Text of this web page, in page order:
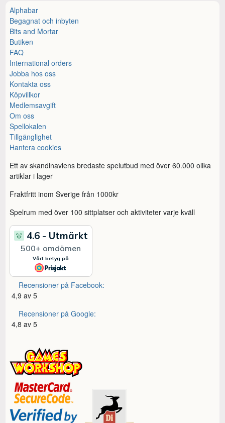
Alphabar
Begagnat och inbyten
Bits and Mortar
Butiken
FAQ
International orders
Jobba hos oss
Kontakta oss
Köpvillkor
Medlemsavgift
Om oss
Spellokalen
Tillgänglighet
Hantera cookies
Ett av skandinaviens bredaste spelutbud med över 60.000 olika
artiklar i lager
Fraktfritt inom Sverige från 1000kr
Spelrum med över 100 sittplatser och aktiviteter varje kväll
Recensioner på Facebook:
4,9 av 5
Recensioner på Google:
4,8 av 5